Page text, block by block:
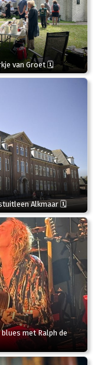
van Groet 🗓
Alkmaar 🗓
met Ralph de